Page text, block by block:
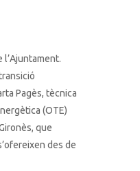
l’Ajuntament.
Pagès, tècnica
(OTE)
que
des de